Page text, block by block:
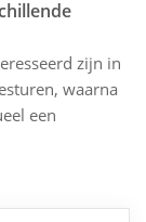
zijn in
waarna
een